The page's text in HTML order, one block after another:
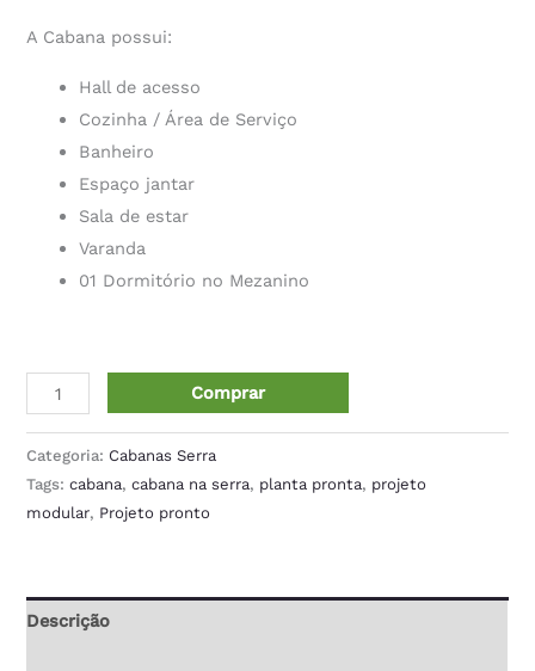
A Cabana possui:
Hall de acesso
Cozinha / Área de Serviço
Banheiro
Espaço jantar
Sala de estar
Varanda
01 Dormitório no Mezanino
Comprar
Categoria: Cabanas Serra
Tags:cabana,cabana na serra, planta pronta, projeto
modular, Projeto pronto
Descrição